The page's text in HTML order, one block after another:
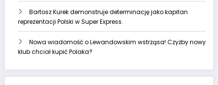
Bartosz Kurek demonstruje determinację jako kapitan
reprezentacji Polski w Super Express.
Nowa wiadomość o Lewandowskim wstrząsa! Czyżby nowy
klub chciał kupić Polaka?